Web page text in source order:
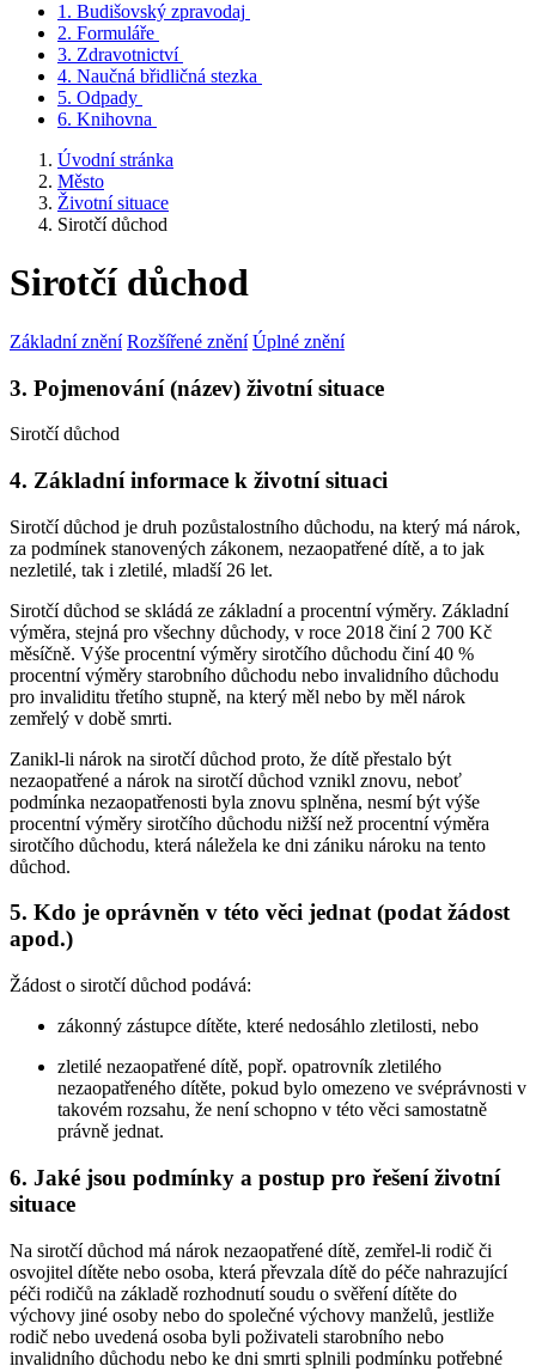
1. Budišovský zpravodaj
2. Formuláře
3. Zdravotnictví
4. Naučná břidličná stezka
5. Odpady
6. Knihovna
Úvodní stránka
Město
Životní situace
Sirotčí důchod
Sirotčí důchod
Základní znění Rozšířené znění Úplné znění
3. Pojmenování (název) životní situace
Sirotčí důchod
4. Základní informace k životní situaci
Sirotčí důchod je druh pozůstalostního důchodu, na který má nárok,
za podmínek stanovených zákonem, nezaopatřené dítě, a to jak
nezletilé, tak i zletilé, mladší 26 let.
Sirotčí důchod se skládá ze základní a procentní výměry. Základní
výměra, stejná pro všechny důchody, v roce 2018 činí 2 700 Kč
měsíčně. Výše procentní výměry sirotčího důchodu činí 40 %
procentní výměry starobního důchodu nebo invalidního důchodu
pro invaliditu třetího stupně, na který měl nebo by měl nárok
zemřelý v době smrti.
Zanikl-li nárok na sirotčí důchod proto, že dítě přestalo být
nezaopatřené a nárok na sirotčí důchod vznikl znovu, neboť
podmínka nezaopatřenosti byla znovu splněna, nesmí být výše
procentní výměry sirotčího důchodu nižší než procentní výměra
sirotčího důchodu, která náležela ke dni zániku nároku na tento
důchod.
5. Kdo je oprávněn v této věci jednat (podat žádost
apod.)
Žádost o sirotčí důchod podává:
zákonný zástupce dítěte, které nedosáhlo zletilosti, nebo
zletilé nezaopatřené dítě, popř. opatrovník zletilého
nezaopatřeného dítěte, pokud bylo omezeno ve svéprávnosti v
takovém rozsahu, že není schopno v této věci samostatně
právně jednat.
6. Jaké jsou podmínky a postup pro řešení životní
situace
Na sirotčí důchod má nárok nezaopatřené dítě, zemřel-li rodič či
osvojitel dítěte nebo osoba, která převzala dítě do péče nahrazující
péči rodičů na základě rozhodnutí soudu o svěření dítěte do
výchovy jiné osoby nebo do společné výchovy manželů, jestliže
rodič nebo uvedená osoba byli poživateli starobního nebo
invalidního důchodu nebo ke dni smrti splnili podmínku potřebné